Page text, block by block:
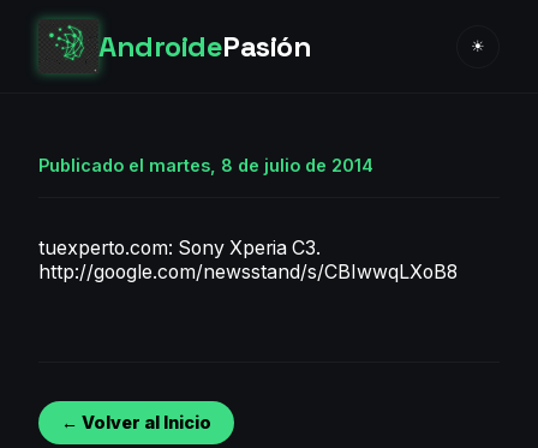
AndroidePasión ☀
Publicado el martes, 8 de julio de 2014
tuexperto.com: Sony Xperia C3.
http://google.com/newsstand/s/CBIwwqLXoB8
← Volver al Inicio